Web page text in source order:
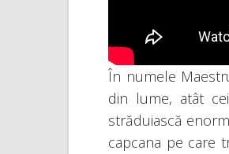
În numele
din lume, atât
străduiască
capcana pe care